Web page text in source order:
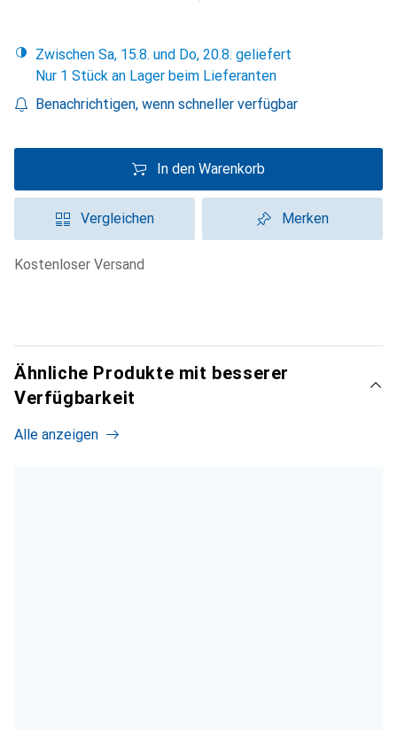
Zwischen Sa, 15.8. und Do, 20.8. geliefert
Nur 1 Stück an Lager beim Lieferanten
Benachrichtigen, wenn schneller verfügbar
In den Warenkorb
Vergleichen Merken
kostenloser Versand
Ähnliche Produkte mit besserer
Verfügbarkeit
Alle anzeigen